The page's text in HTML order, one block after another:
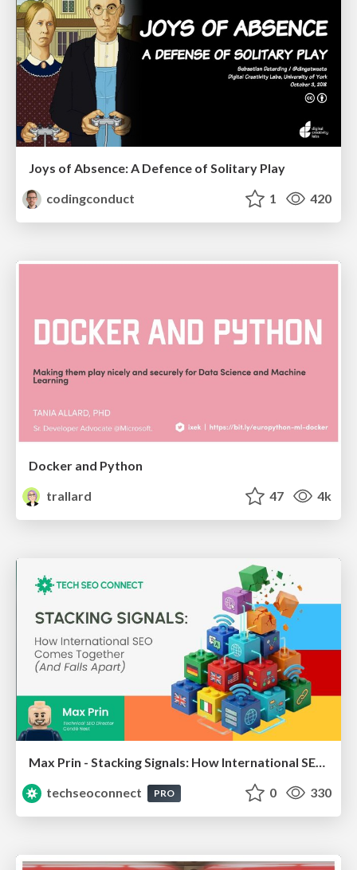
Joys of Absence: A Defence of Solitary Play
codingconduct
1 420
Docker and Python
trallard
47 4k
Max Prin - Stacking Signals: How International SEO Comes Together (And Falls Apart)
techseoconnect
PRO 0 330